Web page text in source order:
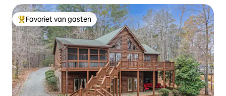
Topfavoriet van gasten
Favoriet van gasten